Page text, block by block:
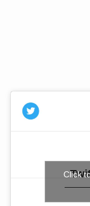
Click